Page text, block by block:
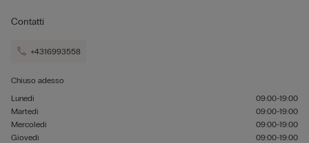
Contatti
+4316993558
Chiuso adesso
Lunedì
09:00-19:00
Martedì
09:00-19:00
Mercoledì
09:00-19:00
Giovedì
09:00-19:00